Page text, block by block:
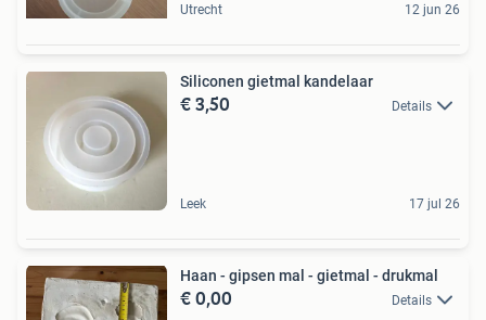
Utrecht 12 jun 26
Siliconen gietmal kandelaar
€ 3,50 Details
Leek 17 jul 26
Haan - gipsen mal - gietmal - drukmal
€ 0,00 Details